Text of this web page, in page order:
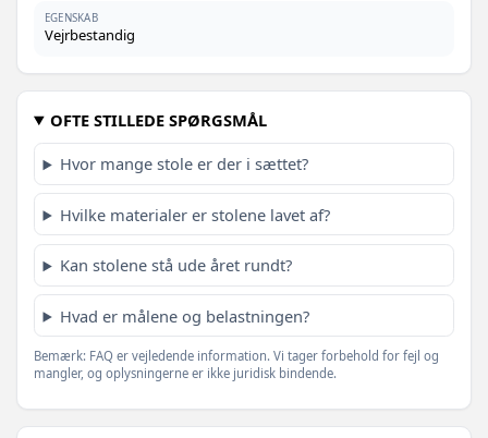
EGENSKAB
Vejrbestandig
OFTE STILLEDE SPØRGSMÅL
Hvor mange stole er der i sættet?
Hvilke materialer er stolene lavet af?
Kan stolene stå ude året rundt?
Hvad er målene og belastningen?
Bemærk: FAQ er vejledende information. Vi tager forbehold for fejl og
mangler, og oplysningerne er ikke juridisk bindende.